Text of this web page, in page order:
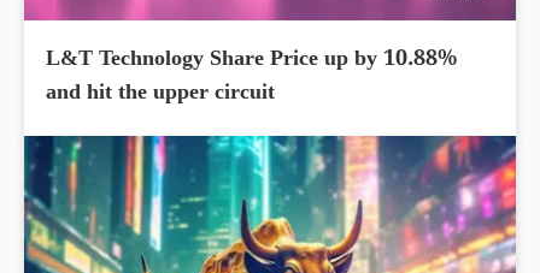
L&T Technology Share Price up by 10.88%
and hit the upper circuit